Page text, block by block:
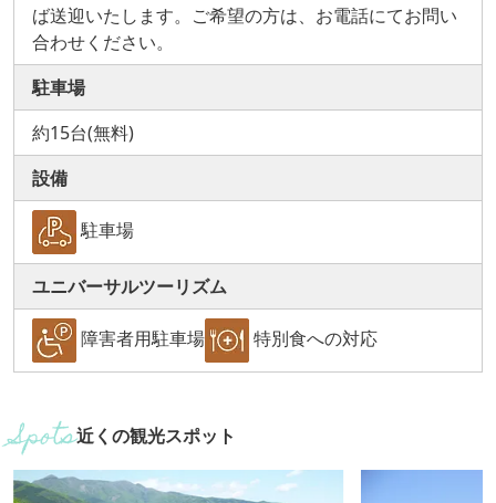
ば送迎いたします。ご希望の方は、お電話にてお問い
合わせください。
駐車場
約15台(無料)
設備
駐車場
ユニバーサルツーリズム
障害者用駐車場 特別食への対応
近くの観光スポット